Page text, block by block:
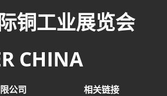
铜工业展览会
CHINA
公司 相关链接